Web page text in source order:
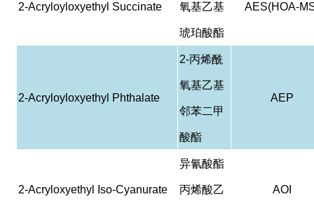
2-Acryloyloxyethyl Succinate 氧基乙基
琥珀酸酯
AES(HOA-
2-Acryloyloxyethyl Phthalate
2-丙烯酰
氧基乙基
邻苯二甲
酸酯
AEP
2-Acryloxyethyl Iso-Cyanurate
异氰酸酯
丙烯酸乙 AOI